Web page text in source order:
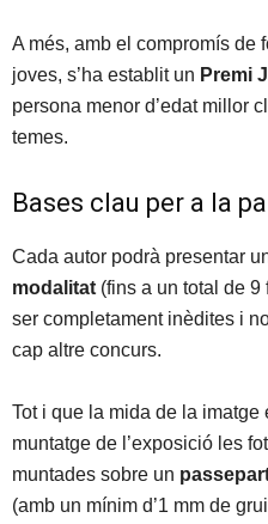
A més, amb el compromís de
joves, s’ha establit un Premi
persona menor d’edat millor
temes.
Bases clau per a la
Cada autor podrà presentar
modalitat (fins a un total de
ser completament inèdites i
cap altre concurs.
Tot i que la mida de la imatge
muntatge de l’exposició les
muntades sobre un
(amb un mínim d’1 mm de